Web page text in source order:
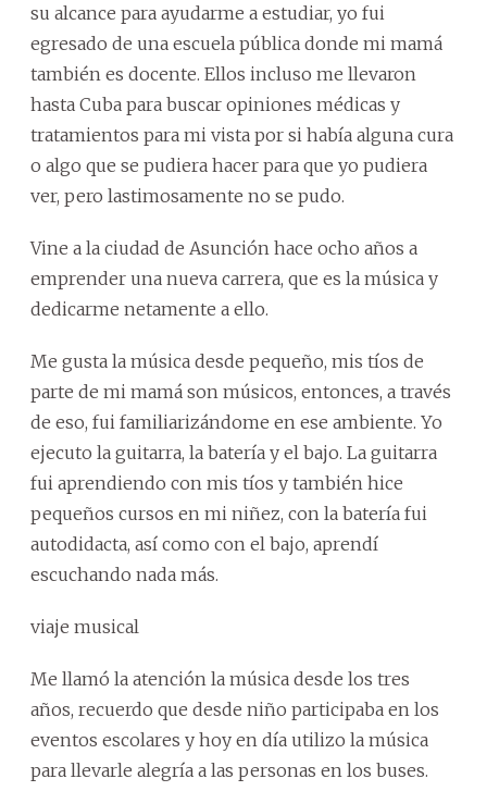
su alcance para ayudarme a estudiar, yo fui
egresado de una escuela pública donde mi mamá
también es docente. Ellos incluso me llevaron
hasta Cuba para buscar opiniones médicas y
tratamientos para mi vista por si había alguna cura
o algo que se pudiera hacer para que yo pudiera
ver, pero lastimosamente no se pudo.
Vine a la ciudad de Asunción hace ocho años a
emprender una nueva carrera, que es la música y
dedicarme netamente a ello.
Me gusta la música desde pequeño, mis tíos de
parte de mi mamá son músicos, entonces, a través
de eso, fui familiarizándome en ese ambiente. Yo
ejecuto la guitarra, la batería y el bajo. La guitarra
fui aprendiendo con mis tíos y también hice
pequeños cursos en mi niñez, con la batería fui
autodidacta, así como con el bajo, aprendí
escuchando nada más.
viaje musical
Me llamó la atención la música desde los tres
años, recuerdo que desde niño participaba en los
eventos escolares y hoy en día utilizo la música
para llevarle alegría a las personas en los buses.